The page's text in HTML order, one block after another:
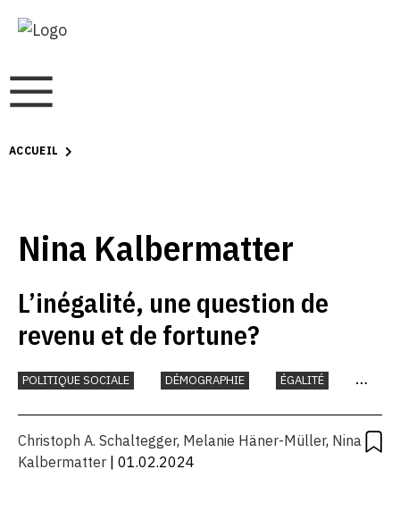
ACCUEIL
Nina Kalbermatter
L’inégalité, une question de
revenu et de fortune?
POLITIQUE SOCIALE DÉMOGRAPHIE
ÉGALITÉ
Christoph A. Schaltegger, Melanie Häner-Müller, Nina
Kalbermatter | 01.02.2024